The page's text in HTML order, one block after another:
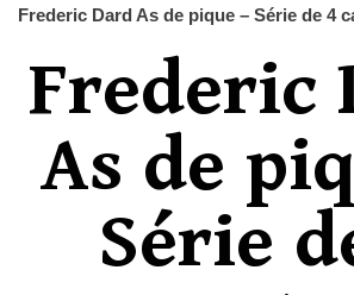
Frederic Dard As de pique – Série de 4
Frederic
As de
Série